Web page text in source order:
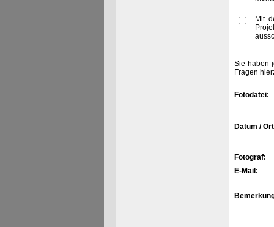
Mit
Sie haben
Fragen
Fotodatei:
Datum /
Fotograf:
E-Mail: